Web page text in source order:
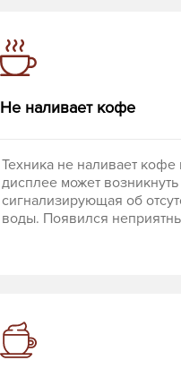
Не наливает кофе
Техника не наливает
дисплее может
сигнализирующая об
воды. Появился